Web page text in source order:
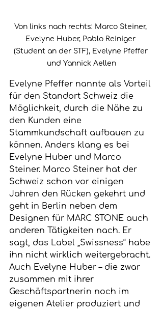
Von links nach rechts: Marco Steiner,
Evelyne Huber, Pablo Reiniger
(Student an der STF), Evelyne Pfeffer
und Yannick Aellen
Evelyne Pfeffer nannte als Vorteil
für den Standort Schweiz die
Möglichkeit, durch die Nähe zu
den Kunden eine
Stammkundschaft aufbauen zu
können. Anders klang es bei
Evelyne Huber und Marco
Steiner. Marco Steiner hat der
Schweiz schon vor einigen
Jahren den Rücken gekehrt und
geht in Berlin neben dem
Designen für MARC STONE auch
anderen Tätigkeiten nach. Er
sagt, das Label „Swissness“ habe
ihn nicht wirklich weitergebracht.
Auch Evelyne Huber – die zwar
zusammen mit ihrer
Geschäftspartnerin noch im
eigenen Atelier produziert und